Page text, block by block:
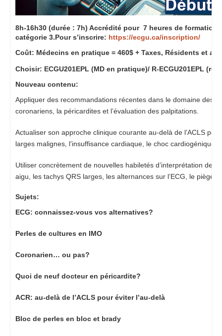
8h-16h30 (durée : 7h) Accrédité pour 7 heures de formation
catégorie 3.Pour s’inscrire: https://ecgu.ca/inscription/
Coût: Médecins en pratique = 460$ + Taxes, Résidents et
Choisir: ECGU201EPL (MD en pratique)/ R-ECGU201EPL
Nouveau contenu:
Appliquer des recommandations récentes dans le domaine des
coronariens, la péricardites et l’évaluation des palpitations.
Actualiser son approche clinique courante au-delà de l’ACLS
larges malignes, l’insuffisance cardiaque, le choc cardiogénique,
Utiliser concrètement de nouvelles habiletés d’interprétation des
aigu, les tachys QRS larges, les alternances sur l’ECG, le piège
Sujets:
ECG: connaissez-vous vos alternatives?
Perles de cultures en IMO
Coronarien… ou pas?
Quoi de neuf docteur en péricardite?
ACR: au-delà de l’ACLS pour éviter l’au-delà
Bloc de perles en bloc et brady